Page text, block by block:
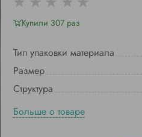
Купили 307 раз
Тип упаковки материала
Размер
Структура
Больше о товаре